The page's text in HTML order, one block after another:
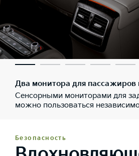
Два монитора для пассажиров
Сенсорными мониторами для
можно пользоваться
Безопасность